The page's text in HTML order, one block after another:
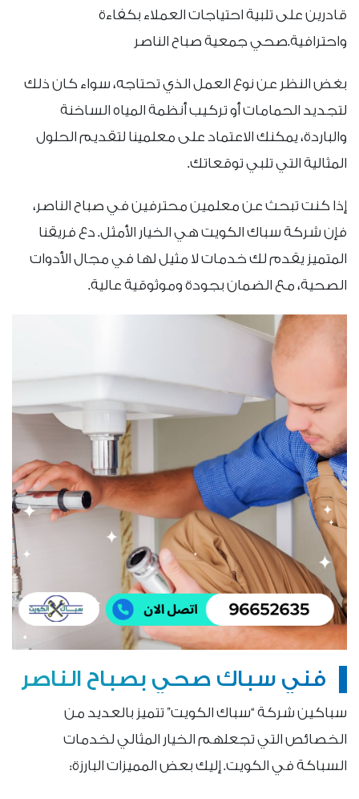
قادرين على تلبية احتياجات العملاء بكفاءة
واحترافية.صحي جمعية صباح الناصر
بغض النظر عن نوع العمل الذي تحتاجه، سواء كان ذلك
لتجديد الحمامات أو تركيب أنظمة المياه الساخنة
والباردة، يمكنك الاعتماد على معلمينا لتقديم الحلول
المثالية التي تلبي توقعاتك.
إذا كنت تبحث عن معلمين محترفين في صباح الناصر،
فإن شركة سباك الكويت هي الخيار الأمثل. دع فريقنا
المتميز يقدم لك خدمات لا مثيل لها في مجال الأدوات
الصحية، مع الضمان بجودة وموثوقية عالية.
فني سباك صحي بصباح الناصر
سباكين شركة “سباك الكويت” تتميز بالعديد من
الخصائص التي تجعلهم الخيار المثالي لخدمات
السباكة في الكويت. إليك بعض المميزات البارزة: